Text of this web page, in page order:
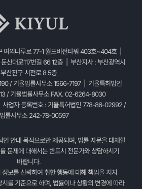
여의나루로 77-1 월드비전타워 403호~404호 |
산대로117번길 66 12층 | 부산지사 : 부산광역시
부산진구 서전로 8 5층
/ 기율법률사무소 1566-7197 | 기율특허법인
/ 기율법률사무소 FAX. 02-6264-8030
업자 등록번호 : 기율특허법인 778-86-02992 /
률사무소 242-78-00597
인 안내 목적으로만 제공되며, 법률 자문을 대체할
문제에 대해서는 반드시 전문가와 상담하시기
바랍니다.
보를 신뢰하여 취한 행동에 대해 책임을 지지
를 기준으로 하며, 법률이나 상황의 변경에 따라